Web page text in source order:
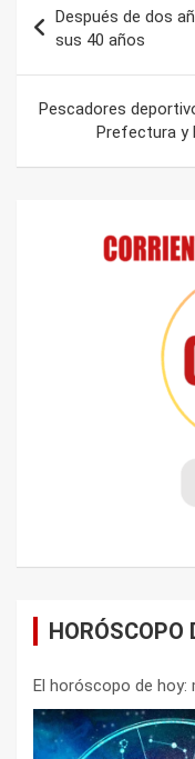
de
entradas
Después de dos
sus 40 años
Pescadores
Prefectura y
HORÓSCOPO
El horóscopo de